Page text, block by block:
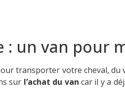
: un van pour
transporter votre cheval, du
sur l’achat du van car il y a